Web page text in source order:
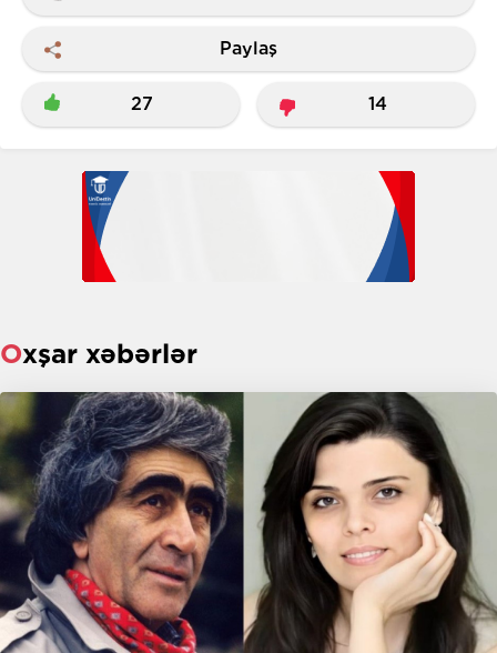
Paylaş
27 14
Oxşar xəbərlər